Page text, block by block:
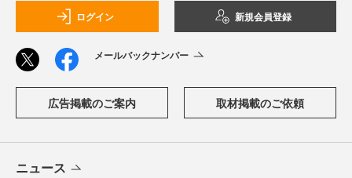
ログイン 新規会員登録
メールバックナンバー
広告掲載のご案内 取材掲載のご依頼
ニュース